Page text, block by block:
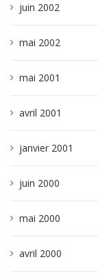
juin 2002
mai 2002
mai 2001
avril 2001
janvier 2001
juin 2000
mai 2000
avril 2000